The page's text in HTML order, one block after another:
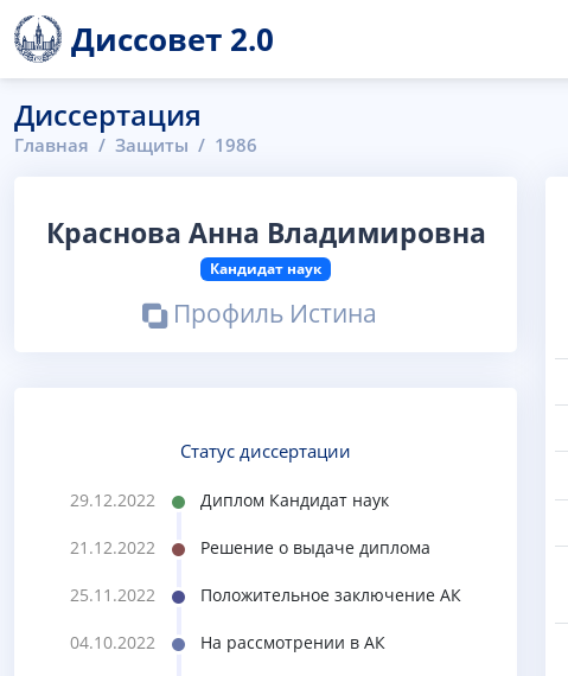
Диссовет 2.0
Диссертация
Главная Защиты 1986
Краснова Анна Владимировна
Кандидат наук
Профиль Истина
Статус диссертации
29.12.2022 Диплом Кандидат наук
21.12.2022 Решение о выдаче диплома
25.11.2022 Положительное заключение АК
04.10.2022 На рассмотрении в АК